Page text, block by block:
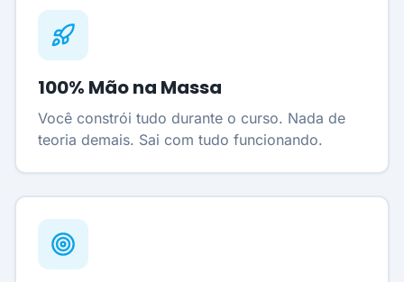
100% Mão na Massa
Você constrói tudo durante o curso. Nada de
teoria demais. Sai com tudo funcionando.